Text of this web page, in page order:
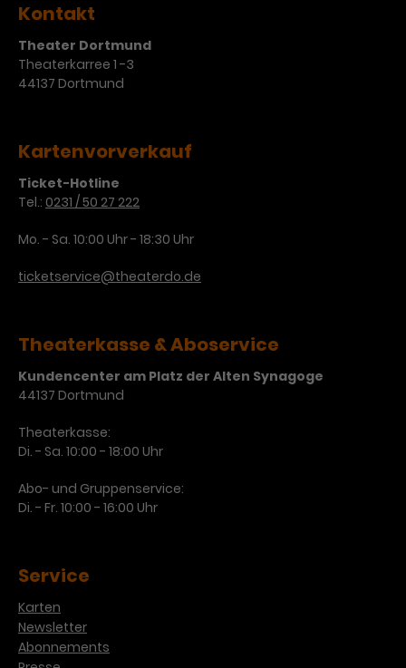
Kontakt
Theater Dortmund
Theaterkarree 1 -3
44137 Dortmund
Kartenvorverkauf
Ticket-Hotline
Tel.: 0231 / 50 27 222
Mo. - Sa. 10:00 Uhr - 18:30 Uhr
ticketservice@theaterdo.de
Theaterkasse & Aboservice
Kundencenter am Platz der Alten Synagoge
44137 Dortmund
Theaterkasse:
Di. - Sa. 10:00 - 18:00 Uhr
Abo- und Gruppenservice:
Di. - Fr. 10:00 - 16:00 Uhr
Service
Karten
Newsletter
Abonnements